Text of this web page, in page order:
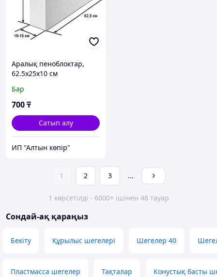
Аралық пеноблоктар,
62.5х25х10 см
Бар
700₸
Сатып алу
ИП "Алтын көпір"
1 2 3 ...
1 көрсетілді - 6000+ ішінен 48 тауар
Сондай-ақ қараңыз
Бекіту Құрылыс шегелері Шегелер 40
Пластмасса шегелер Тақталар Конустық басты